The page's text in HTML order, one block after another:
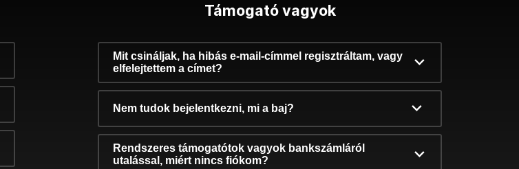
Támogató vagyok
Mit csináljak, ha hibás e-mail-címmel regisztráltam, vagy
elfelejtettem a címet?
Nem tudok bejelentkezni, mi a baj?
Rendszeres támogatótok vagyok bankszámláról
utalással, miért nincs fiókom?